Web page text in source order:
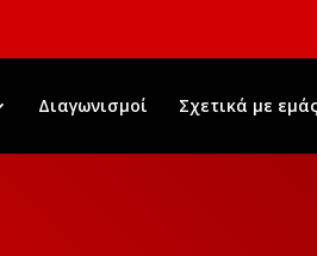
Διαγωνισμοί Σχετικά με εμάς